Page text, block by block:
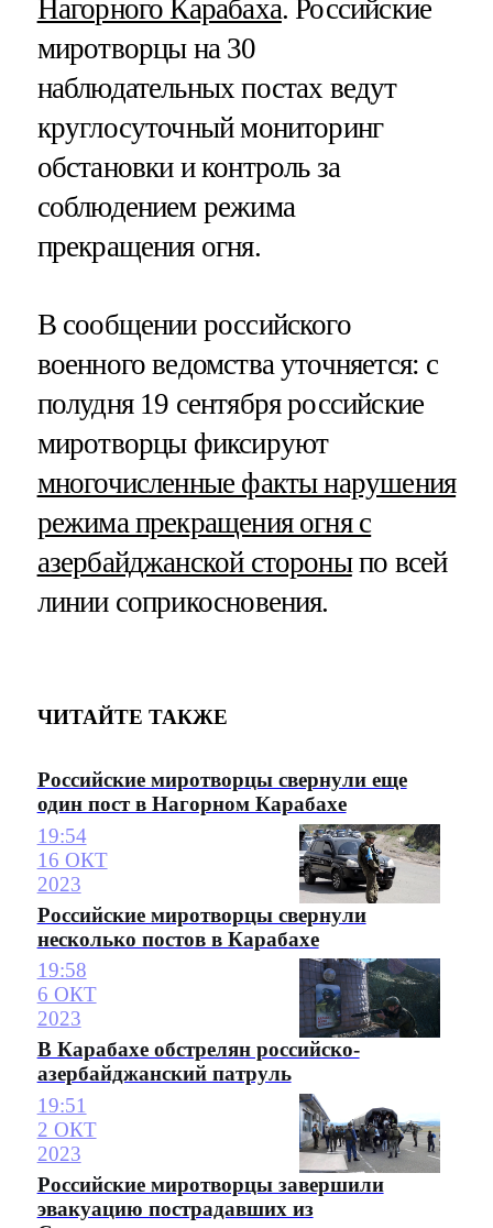
Нагорного Карабаха. Российские
миротворцы на 30
наблюдательных постах ведут
круглосуточный мониторинг
обстановки и контроль за
соблюдением режима
прекращения огня.
В сообщении российского
военного ведомства уточняется: с
полудня 19 сентября российские
миротворцы фиксируют
многочисленные факты нарушения
режима прекращения огня с
азербайджанской стороныпо всей
линии соприкосновения.
ЧИТАЙТЕ ТАКЖЕ
Российские миротворцы свернули еще
один пост в Нагорном Карабахе
19:54
16 ОКТ
2023
Российские миротворцы свернули
несколько постов в Карабахе
19:58
6 ОКТ
2023
В Карабахе обстрелян российско-
азербайджанский патруль
19:51
2 ОКТ
2023
Российские миротворцы завершили
эвакуацию пострадавших из